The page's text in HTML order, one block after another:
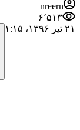
nreern
۶٬۵۱۳
۲۱ تیر ۱۳۹۶،‏ ۱:۱۵